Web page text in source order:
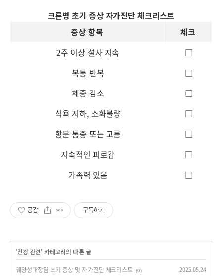
크론병 초기 증상 자가진단 체크리스트
증상 항목
체크
2주 이상 설사 지속
□
복통 반복
□
체중 감소
□
식욕 저하, 소화불량
□
항문 통증 또는 고름
□
지속적인 피로감
□
가족력 있음
□
공감 구독하기
'건강 관련' 카테고리의 다른 글
궤양성대장염 초기 증상 및 자가진단 체크리스트 (0) 2025.05.24